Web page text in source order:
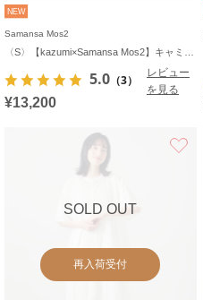
NEW
Samansa Mos2
5.0 （3）
レビュー
を見る
¥13,200
SOLD OUT
再入荷受付